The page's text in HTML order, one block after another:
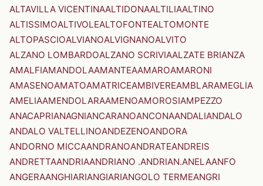
ALTAVILLA VICENTINAALTIDONAALTILIAALTINO
ALTISSIMOALTIVOLEALTOFONTEALTOMONTE
ALTOPASCIOALVIANOALVIGNANOALVITO
ALZANO LOMBARDOALZANO SCRIVIAALZATE BRIANZA
AMALFIAMANDOLAAMANTEAAMAROAMARONI
AMASENOAMATOAMATRICEAMBIVEREAMBLARAMEGLIA
AMELIAAMENDOLARAAMENOAMOROSIAMPEZZO
ANACAPRIANAGNIANCARANOANCONAANDALIANDALO
ANDALO VALTELLINOANDEZENOANDORA
ANDORNO MICCAANDRANOANDRATEANDREIS
ANDRETTAANDRIAANDRIANO .ANDRIAN.ANELAANFO
ANGERAANGHIARIANGIARIANGOLO TERMEANGRI